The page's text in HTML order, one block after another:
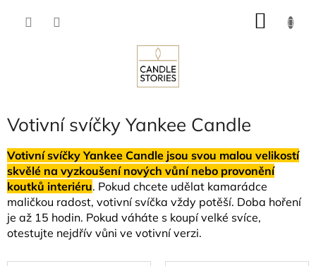
Votivní svíčky Yankee Candle
Votivní svíčky Yankee Candle jsou svou malou velikostí
skvělé na vyzkoušení nových vůní nebo provonění
koutků interiéru. Pokud chcete udělat kamarádce
maličkou radost, votivní svíčka vždy potěší. Doba hoření
je až 15 hodin. Pokud váháte s koupí velké svíce,
otestujte nejdřív vůni ve votivní verzi.